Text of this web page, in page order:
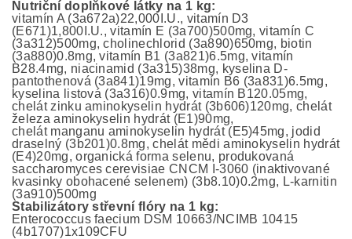
Nutriční doplňkové látky na 1 kg:
vitamín A (3a672a)22,000I.U., vitamín D3
(E671)1,800I.U., vitamín E (3a700)500mg, vitamín C
(3a312)500mg, cholinechlorid (3a890)650mg, biotin
(3a880)0.8mg, vitamín B1 (3a821)6.5mg, vitamín
B28.4mg, niacinamid (3a315)38mg, kyselina D-
pantothenová (3a841)19mg, vitamín B6 (3a831)6.5mg,
kyselina listová (3a316)0.9mg, vitamín B120.05mg,
chelát zinku aminokyselin hydrát (3b606)120mg, chelát
železa aminokyselin hydrát (E1)90mg,
chelát manganu aminokyselin hydrát (E5)45mg, jodid
draselný (3b201)0.8mg, chelát mědi aminokyselin hydrát
(E4)20mg, organická forma selenu, produkovaná
saccharomyces cerevisiae CNCM I-3060 (inaktivované
kvasinky obohacené selenem) (3b8.10)0.2mg, L-karnitin
(3a910)500mg
Stabilizátory střevní flóry na 1 kg:
Enterococcus faecium DSM 10663/NCIMB 10415
(4b1707)1x109CFU